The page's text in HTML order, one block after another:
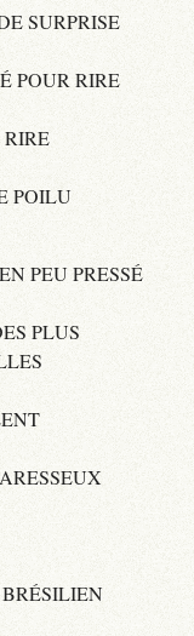
SURPRISE
POUR RIRE
POILU
PEU PRESSÉ
PLUS